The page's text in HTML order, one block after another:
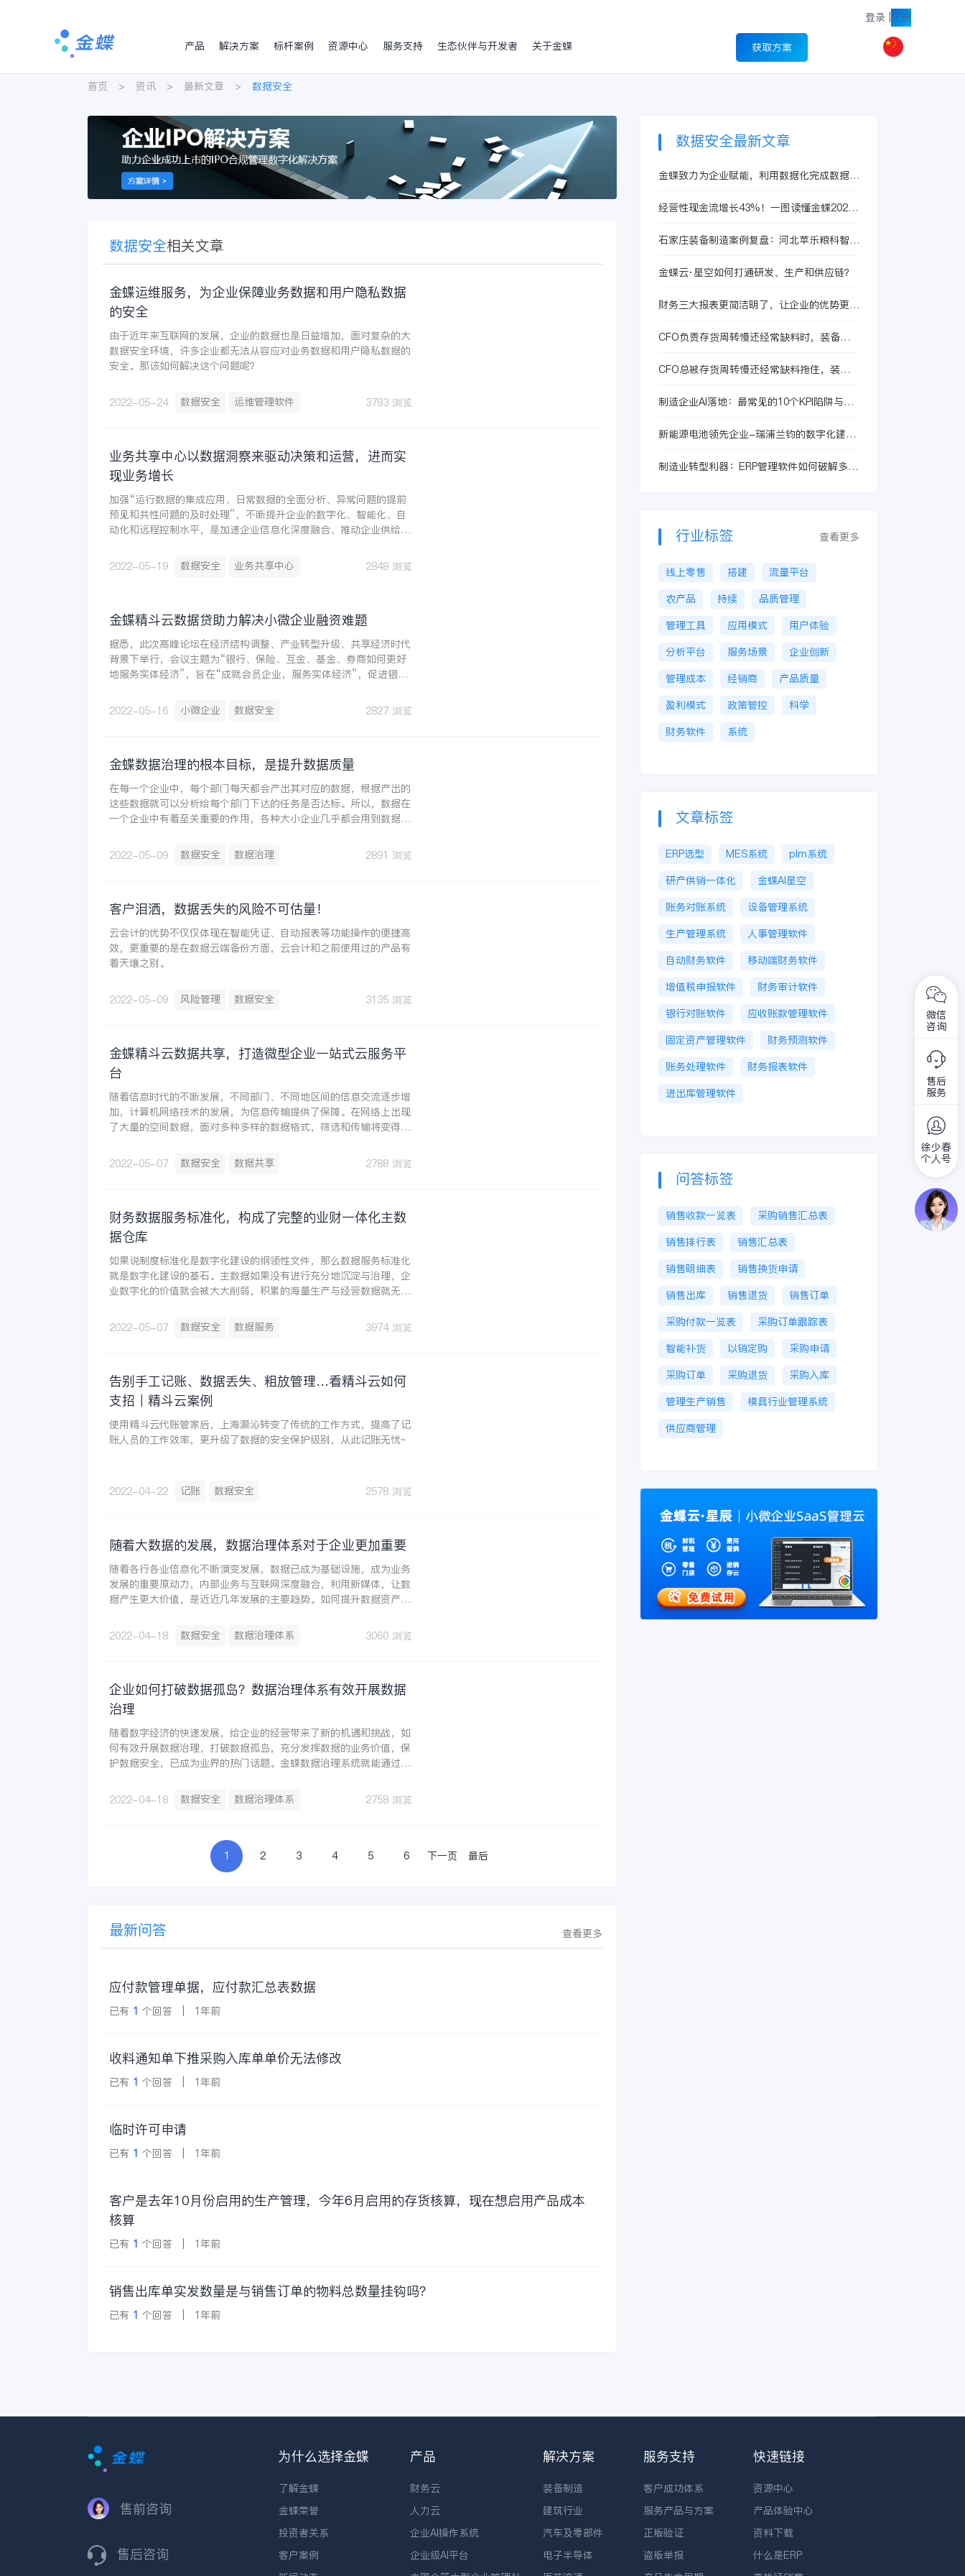
登录 注册
产品
解决方案 标杆案例 资源中心 服务支持 生态伙伴与开发者 关于金蝶 获取方案
首页 > 资讯 > 最新文章 > 数据安全
数据安全相关文章
金蝶运维服务，为企业保障业务数据和用户隐私数据
的安全
由于近年来互联网的发展，企业的数据也是日益增加，面对复杂的大
数据安全环境，许多企业都无法从容应对业务数据和用户隐私数据的
安全。那该如何解决这个问题呢？
2022-05-24 数据安全 运维管理软件 3783 浏览
业务共享中心以数据洞察来驱动决策和运营，进而实
现业务增长
加强“运行数据的集成应用、日常数据的全面分析、异常问题的提前
预见和共性问题的及时处理”，不断提升企业的数字化、智能化、自
动化和远程控制水平，是加速企业信息化深度融合、推动企业供给侧
此，对于当今的大企业来说，建设业务共享中心是趋势。
2022-05-19 数据安全 业务共享中心 2848 浏览
金蝶精斗云数据贷助力解决小微企业融资难题
据悉，此次高峰论坛在经济结构调整、产业转型升级、共享经济时代
背景下举行，会议主题为“银行、保险、互金、基金、券商如何更好
地服务实体经济”，旨在“成就会员企业，服务实体经济”，促进银
距离接触，全方位交流，更广泛合作。
2022-05-16 小微企业 数据安全 2827 浏览
金蝶数据治理的根本目标，是提升数据质量
在每一个企业中，每个部门每天都会产出其对应的数据，根据产出的
这些数据就可以分析给每个部门下达的任务是否达标。所以，数据在
一个企业中有着至关重要的作用，各种大小企业几乎都会用到数据分
理的重要性。
2022-05-09 数据安全 数据治理 2891 浏览
客户泪洒，数据丢失的风险不可估量！
云会计的优势不仅仅体现在智能凭证、自动报表等功能操作的便捷高
效，更重要的是在数据云端备份方面，云会计和之前使用过的产品有
着天壤之别。
2022-05-09 风险管理 数据安全 3135 浏览
金蝶精斗云数据共享，打造微型企业一站式云服务平
台
随着信息时代的不断发展，不同部门、不同地区间的信息交流逐步增
加，计算机网络技术的发展，为信息传输提供了保障。在网络上出现
了大量的空间数据，面对多种多样的数据格式，筛选和传输将变得很
2022-05-07
数据安全 数据共享 2788 浏览
财务数据服务标准化，构成了完整的业财一体化主数
据仓库
如果说制度标准化是数字化建设的纲领性文件，那么数据服务标准化
就是数字化建设的基石。主数据如果没有进行充分地沉淀与治理，企
业数字化的价值就会被大大削弱，积累的海量生产与经营数据就无法
用到实际工作中。
2022-05-07 数据安全 数据服务 3974 浏览
告别手工记账、数据丢失、粗放管理…看精斗云如何
支招丨精斗云案例
使用精斗云代账管家后，上海灏沁转变了传统的工作方式，提高了记
账人员的工作效率，更升级了数据的安全保护级别，从此记账无忧~
2022-04-22 记账 数据安全 2578 浏览
随着大数据的发展，数据治理体系对于企业更加重要
随着各行各业信息化不断演变发展，数据已成为基础设施，成为业务
发展的重要原动力，内部业务与互联网深度融合，利用新媒体，让数
据产生更大价值，是近近几年发展的主要趋势。如何提升数据资产价
直专注数据治理体系，为企业的数据带来保障。
2022-04-18 数据安全 数据治理体系 3060 浏览
企业如何打破数据孤岛？数据治理体系有效开展数据
治理
随着数字经济的快速发展，给企业的经营带来了新的机遇和挑战，如
何有效开展数据治理，打破数据孤岛，充分发挥数据的业务价值，保
护数据安全，已成为业界的热门话题。金蝶数据治理系统就能通过高
业数字化转型提供强劲动力，为企业创造数字化价值。
2022-04-18 数据安全 数据治理体系 2758 浏览
1 2 3 4 5 6 下一页 最后
最新问答 查看更多
应付款管理单据，应付款汇总表数据
已有 1 个回答 | 1年前
收料通知单下推采购入库单单价无法修改
已有 1 个回答 | 1年前
临时许可申请
已有 1 个回答 | 1年前
客户是去年10月份启用的生产管理，今年6月启用的存货核算，现在想启用产品成本
核算
已有 1 个回答 | 1年前
销售出库单实发数量是与销售订单的物料总数量挂钩吗？
已有 1 个回答 | 1年前
数据安全最新文章
金蝶致力为企业赋能，利用数据化完成数据建
经营性现金流增长43%！一图读懂金蝶2024
石家庄装备制造案例复盘：河北苹乐粮科智能
和集团经营
金蝶云·星空如何打通研发、生产和供应链？
财务三大报表更简洁明了，让企业的优势更加
CFO负责存货周转慢还经常缺料时，装备制
CFO总被存货周转慢还经常缺料拖住，装备
制造企业AI落地：最常见的10个KPI陷阱与替
新能源电池领先企业-瑞浦兰钧的数字化建设
制造业转型利器：ERP管理软件如何破解多工
行业标签 查看更多
线上零售 搭建
流量平台
农产品
持续
品质管理
管理工具
应用模式
用户体验
分析平台
服务场景
企业创新
管理成本
经销商
产品质量
盈利模式
政策管控
科学
财务软件
系统
文章标签
ERP选型 MES系统
plm系统
研产供销一体化
金蝶AI星空
账务对账系统
设备管理系统
生产管理系统
人事管理软件
自动财务软件
移动端财务软件
增值税申报软件
财务审计软件
银行对账软件
应收账款管理软件
固定资产管理软件
财务预测软件
账务处理软件
财务报表软件
进出库管理软件
问答标签
销售收款一览表
采购销售汇总表
销售排行表
销售汇总表
销售明细表
销售换货申请
销售出库
销售退货
销售订单
采购付款一览表
采购订单跟踪表
智能补货
以销定购
采购申请
采购订单
采购退货
采购入库
管理生产销售
模具行业管理系统
供应商管理
售前咨询
售后咨询
为什么选择金蝶
了解金蝶
金蝶荣誉
投资者关系
客户案例
产品
财务云
人力云
企业AI操作系统
企业级AI平台
解决方案
装备制造
建筑行业
汽车及零部件
电子半导体
服务支持
客户成功体系
服务产品与方案
正版验证
盗版举报
快速链接
资源中心
产品体验中心
资料下载
什么是ERP
微信
咨询
售后
服务
徐少春
个人号